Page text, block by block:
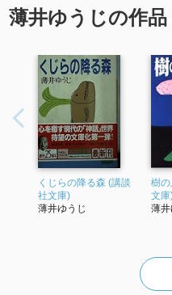
薄井ゆうじの作品
くじらの降る森 (講談
社文庫)
薄井ゆうじ
樹
文庫
薄井